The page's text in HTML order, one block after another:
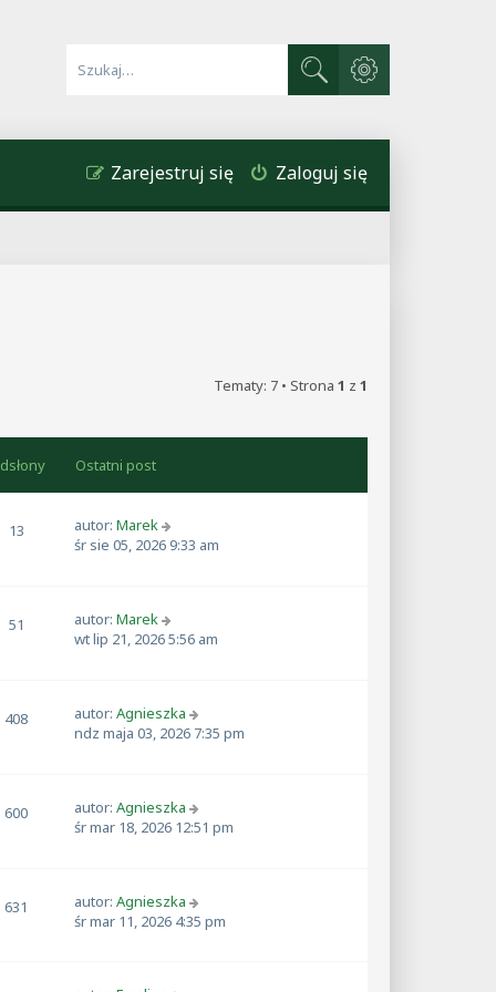
Szukaj
Wyszukiwanie
Zaloguj się
Zarejestruj się
Tematy: 7 • Strona 1 z 1
Ostatni post
13 autor: Marek
śr sie 05, 2026 9:33 am
51 autor: Marek
wt lip 21, 2026 5:56 am
408 autor: Agnieszka
ndz maja 03, 2026 7:35 pm
600 autor: Agnieszka
śr mar 18, 2026 12:51 pm
631 autor: Agnieszka
śr mar 11, 2026 4:35 pm